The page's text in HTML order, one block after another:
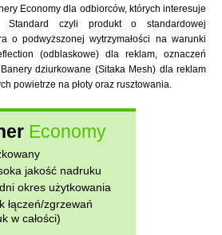
Economy dla odbiorców, których interesuje
Standard czyli produkt o standardowej
o podwyższonej wytrzymałości na warunki
(odblaskowe) dla reklam, oznaczeń
dziurkowane (Sitaka Mesh) dla reklam
powietrze na płoty oraz rusztowania.
Economy
jakość nadruku
okres użytkowania
łączeń/zgrzewań
w całości)